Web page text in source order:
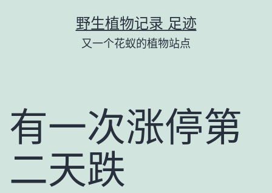
野生植物记录 足迹
又一个花蚁的植物站点
有一次涨停第
二天跌